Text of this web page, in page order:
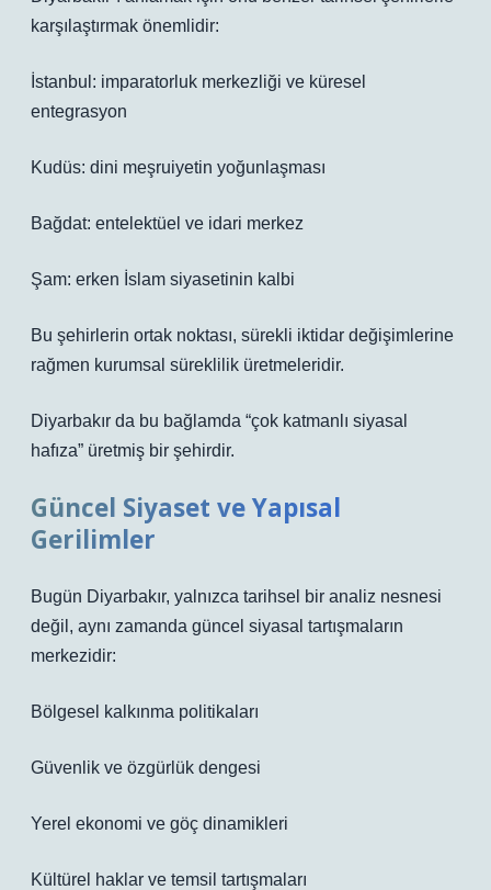
karşılaştırmak önemlidir:
İstanbul: imparatorluk merkezliği ve küresel
entegrasyon
Kudüs: dini meşruiyetin yoğunlaşması
Bağdat: entelektüel ve idari merkez
Şam: erken İslam siyasetinin kalbi
Bu şehirlerin ortak noktası, sürekli iktidar değişimlerine
rağmen kurumsal süreklilik üretmeleridir.
Diyarbakır da bu bağlamda “çok katmanlı siyasal
hafıza” üretmiş bir şehirdir.
Güncel Siyaset ve Yapısal
Gerilimler
Bugün Diyarbakır, yalnızca tarihsel bir analiz nesnesi
değil, aynı zamanda güncel siyasal tartışmaların
merkezidir:
Bölgesel kalkınma politikaları
Güvenlik ve özgürlük dengesi
Yerel ekonomi ve göç dinamikleri
Kültürel haklar ve temsil tartışmaları